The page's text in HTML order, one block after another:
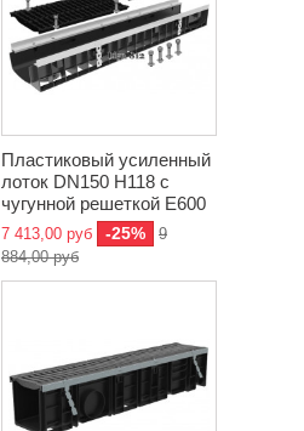
Пластиковый усиленный
лоток DN150 H118 с
чугунной решеткой E600
7 413,00 руб -25%
9
884,00 руб